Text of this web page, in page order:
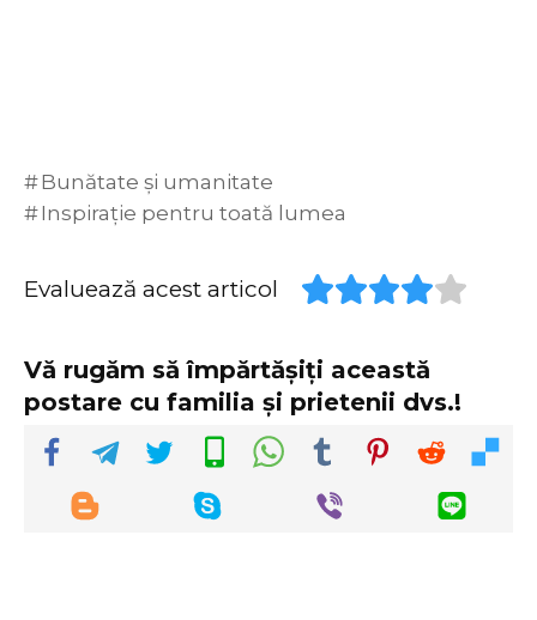
Bunătate și umanitate
Inspirație pentru toată lumea
Evaluează acest articol
Vă rugăm să împărtășiți această
postare cu familia și prietenii dvs.!